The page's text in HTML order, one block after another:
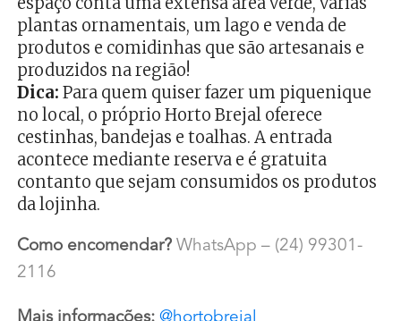
plantas ornamentais, um lago e venda de
produtos e comidinhas que são artesanais e
produzidos na região!
Dica: Para quem quiser fazer um piquenique
no local, o próprio Horto Brejal oferece
cestinhas, bandejas e toalhas. A entrada
acontece mediante reserva e é gratuita
contanto que sejam consumidos os produtos
da lojinha.
Como encomendar? WhatsApp – (24) 99301-
2116